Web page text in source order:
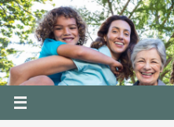
Skip
to
content